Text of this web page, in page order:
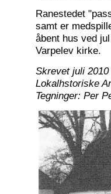
Ranestedet
samt er
åbent hus ved
Varpelev kirke.
Skrevet juli
Lokalhstoriske
Tegninger: Per